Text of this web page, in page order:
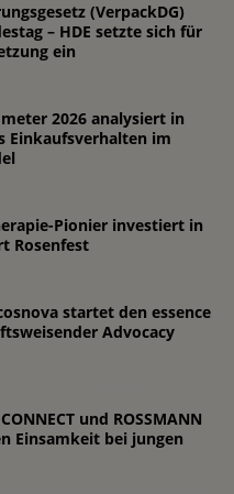
(VerpackDG)
– HDE setzte sich für
ein
2026 analysiert in
Einkaufsverhalten im
Pionier investiert in
Rosenfest
startet den essence
Advocacy
und ROSSMANN
Einsamkeit bei jungen